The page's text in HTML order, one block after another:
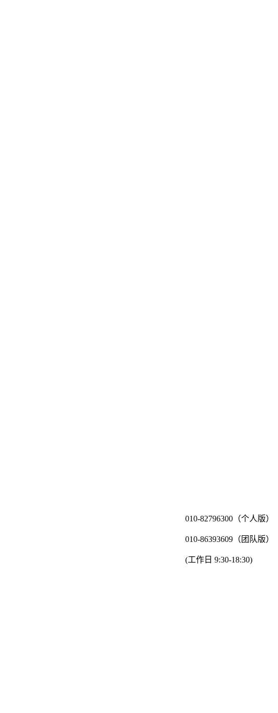
010-82796300（个人版）
010-86393609（团队版）
(工作日 9:30-18:30)